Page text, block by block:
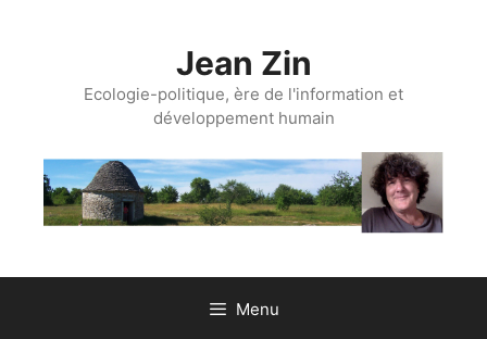
Jean Zin
Ecologie-politique, ère de l'information et
développement humain
Menu